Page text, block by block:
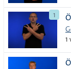
1
1